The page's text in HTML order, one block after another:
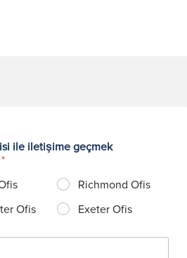
ile iletişime geçmek
*
Richmond Ofis
Ofis
Exeter Ofis